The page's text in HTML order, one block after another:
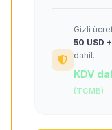
Gizli
50 USD
dahil.
KDV
(TCMB)